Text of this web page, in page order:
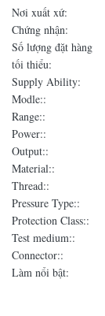
Nơi xuất xứ:
Chứng nhận:
Số lượng đặt hàng
tối thiểu:
Supply Ability:
Modle::
Range::
Power::
Output::
Material::
Thread::
Pressure Type::
Protection Class::
Test medium::
Connector::
Làm nổi bật: